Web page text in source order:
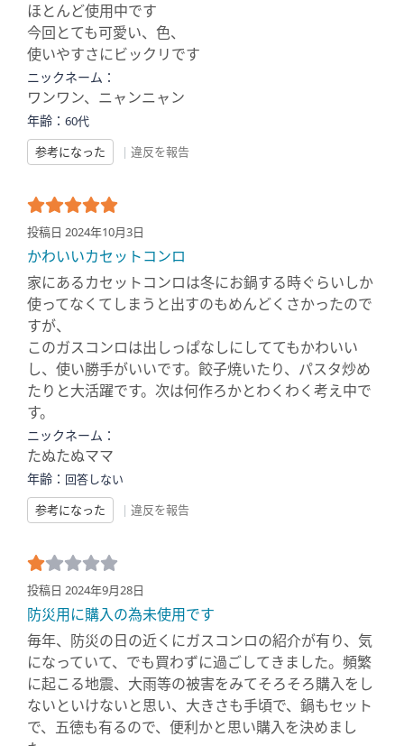
ほとんど使用中です
今回とても可愛い、色、
使いやすさにビックリです
ニックネーム：
ワンワン、ニャンニャン
年齢： 60代
参考になった
| 違反を報告
投稿日 2024年10月3日
かわいいカセットコンロ
家にあるカセットコンロは冬にお鍋する時ぐらいしか
使ってなくてしまうと出すのもめんどくさかったので
すが、
このガスコンロは出しっぱなしにしててもかわいい
し、使い勝手がいいです。餃子焼いたり、パスタ炒め
たりと大活躍です。次は何作ろかとわくわく考え中で
す。
ニックネーム：
たぬたぬママ
年齢： 回答しない
参考になった
| 違反を報告
投稿日 2024年9月28日
防災用に購入の為未使用です
毎年、防災の日の近くにガスコンロの紹介が有り、気
になっていて、でも買わずに過ごしてきました。頻繁
に起こる地震、大雨等の被害をみてそろそろ購入をし
ないといけないと思い、大きさも手頃で、鍋もセット
で、五徳も有るので、便利かと思い購入を決めまし